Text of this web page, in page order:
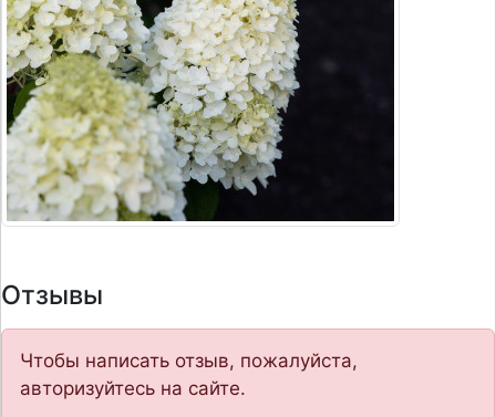
Отзывы
Чтобы написать отзыв, пожалуйста,
авторизуйтесь на сайте.